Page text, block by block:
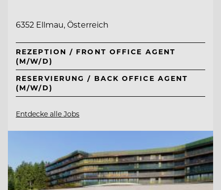
6352 Ellmau, Österreich
REZEPTION / FRONT OFFICE AGENT
(M/W/D)
RESERVIERUNG / BACK OFFICE AGENT
(M/W/D)
Entdecke alle Jobs